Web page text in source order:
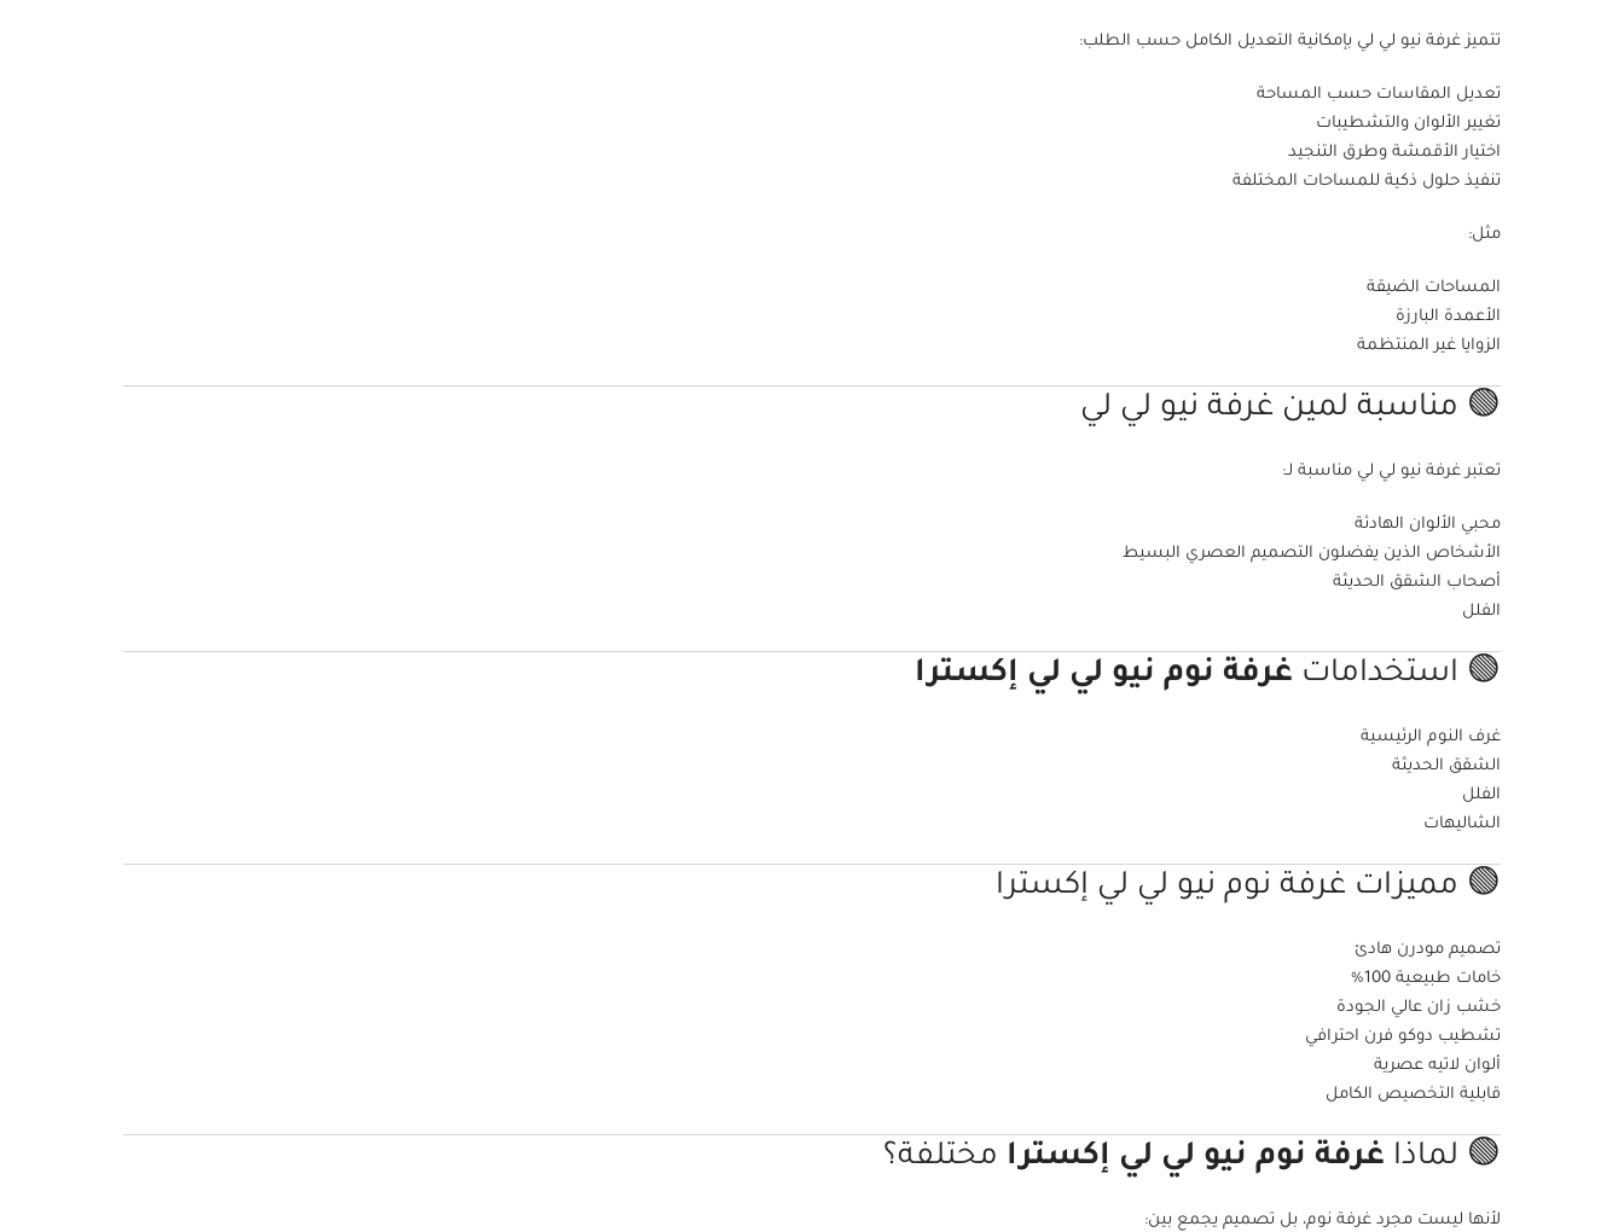
تتميز غرفة نيو لي لي بإمكانية التعديل الكامل حسب الطلب:
تعديل المقاسات حسب المساحة
تغيير الألوان والتشطيبات
اختيار الأقمشة وطرق التنجيد
تنفيذ حلول ذكية للمساحات المختلفة
مثل:
المساحات الضيقة
الأعمدة البارزة
الزوايا غير المنتظمة
🟢 مناسبة لمين غرفة نيو لي لي
تعتبر غرفة نيو لي لي مناسبة لـ:
محبي الألوان الهادئة
الأشخاص الذين يفضلون التصميم العصري البسيط
أصحاب الشقق الحديثة
الفلل
🟢 استخدامات غرفة نوم نيو لي لي إكسترا
غرف النوم الرئيسية
الشقق الحديثة
الفلل
الشاليهات
🟢 مميزات غرفة نوم نيو لي لي إكسترا
تصميم مودرن هادئ
خامات طبيعية 100%
خشب زان عالي الجودة
تشطيب دوكو فرن احترافي
ألوان لاتيه عصرية
قابلية التخصيص الكامل
🟢 لماذا غرفة نوم نيو لي لي إكسترا مختلفة؟
لأنها ليست مجرد غرفة نوم، بل تصميم يجمع بين: